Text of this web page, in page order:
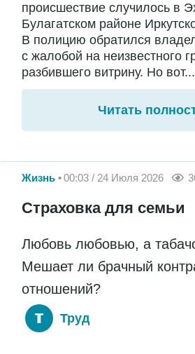
происшествие случилось в
Булагатском районе
В полицию обратился
с жалобой на неизвестного
разбившего витрину. Но вот...
Читать
Жизнь 00:03 / 24 Июля 2026
Страховка для семьи
Любовь любовью, а
Мешает ли брачный
отношений?
Труд